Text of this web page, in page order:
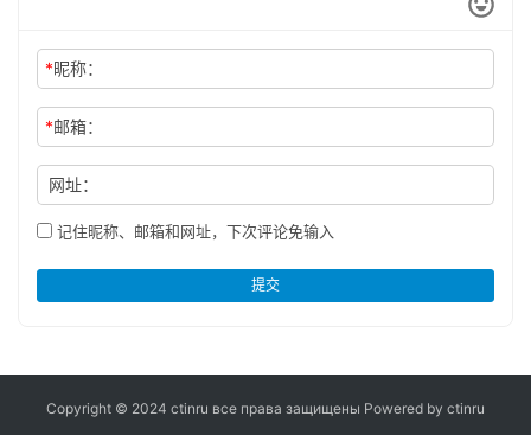
*昵称：
*邮箱：
网址：
记住昵称、邮箱和网址，下次评论免输入
提交
Copyright © 2024 ctinru все права защищены Powered by ctinru